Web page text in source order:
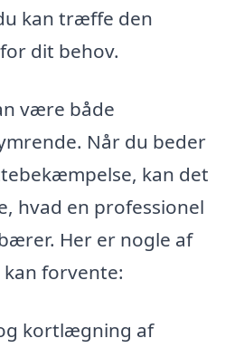
kan træffe den
dit behov.
være både
Når du beder
kan det
hvad en professionel
Her er nogle af
kan forvente:
kortlægning af